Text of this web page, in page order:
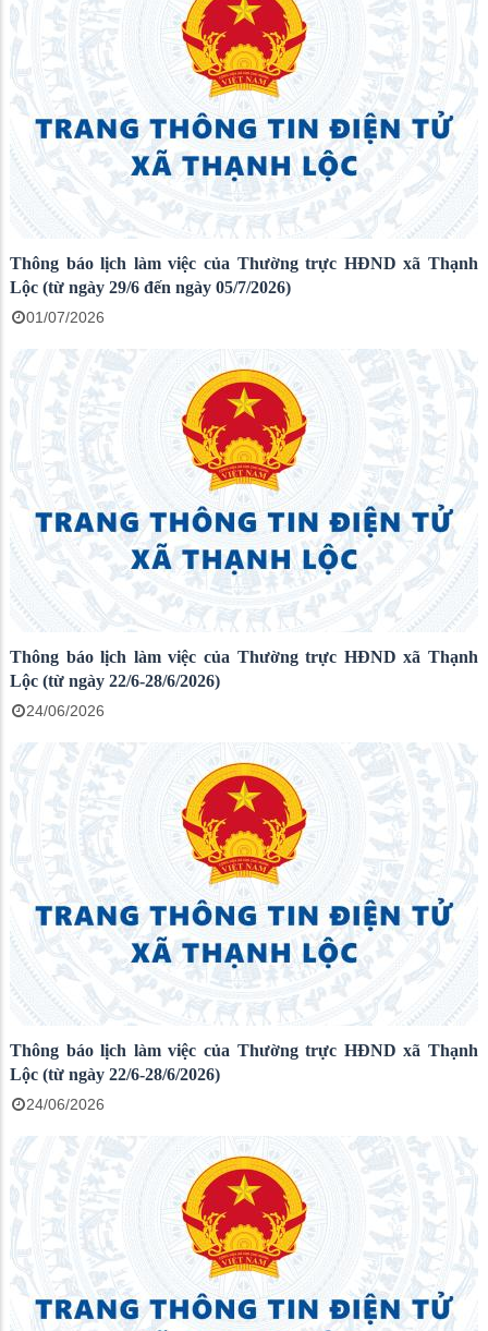
Thông báo lịch làm việc của Thường trực HĐND xã Thạnh
Lộc (từ ngày 29/6 đến ngày 05/7/2026)
01/07/2026
Thông báo lịch làm việc của Thường trực HĐND xã Thạnh
Lộc (từ ngày 22/6-28/6/2026)
24/06/2026
Thông báo lịch làm việc của Thường trực HĐND xã Thạnh
Lộc (từ ngày 22/6-28/6/2026)
24/06/2026